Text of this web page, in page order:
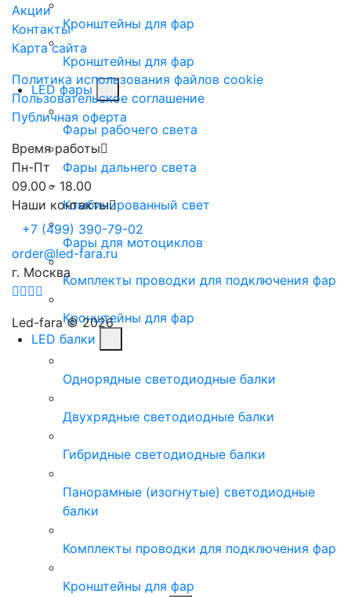
Кронштейны для фар
Кронштейны для фар
LED фары
Фары рабочего света
Фары дальнего света
Комбинированный свет
Фары для мотоциклов
Комплекты проводки для подключения фар
Кронштейны для фар
LED балки
Однорядные светодиодные балки
Двухрядные светодиодные балки
Гибридные светодиодные балки
Панорамные (изогнутые) светодиодные
балки
Комплекты проводки для подключения фар
Кронштейны для фар
Акции
Контакты
Карта сайта
Политика использования файлов cookie
Пользовательское соглашение
Публичная оферта
Время работы
Пн-Пт
09.00 - 18.00
Наши контакты
+7 (499) 390-79-02
order@led-fara.ru
г. Москва
Led-fara © 2026